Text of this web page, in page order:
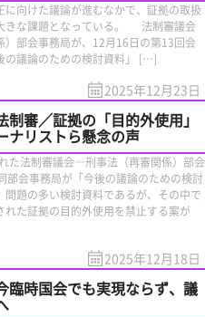
向けた議論が進むなかで、証拠の取扱
きな課題となっている。 法制審議会
部会事務局が、12月16日の第13回会
の議論のための検討資料」 […]
2025年12月23日
制審／証拠の「目的外使用」
ナリストら懸念の声
た法制審議会―刑事法（再審関係）部会
部会事務局が「今後の議論のための検討
問題の多い検討資料であるが、その中で
れた証拠の目的外使用を禁止する案が
2025年12月18日
臨時国会でも実現ならず、議